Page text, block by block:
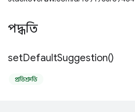
পদ্ধতি
setDefaultSuggestion()
প্রতিশ্রুতি